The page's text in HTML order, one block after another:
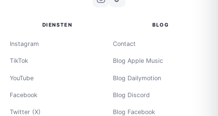
DIENSTEN
Instagram
TikTok
YouTube
Facebook
Twitter (X)
BLOG
Contact
Blog Apple Music
Blog Dailymotion
Blog Discord
Blog Facebook